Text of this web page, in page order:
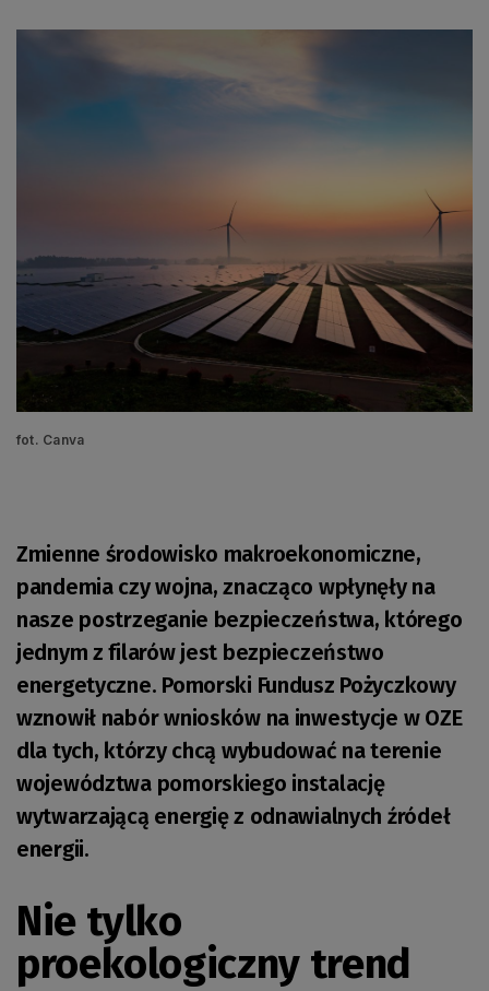
fot. Canva
Zmienne środowisko makroekonomiczne,
pandemia czy wojna, znacząco wpłynęły na
nasze postrzeganie bezpieczeństwa, którego
jednym z filarów jest bezpieczeństwo
energetyczne. Pomorski Fundusz Pożyczkowy
wznowił nabór wniosków na inwestycje w OZE
dla tych, którzy chcą wybudować na terenie
województwa pomorskiego instalację
wytwarzającą energię z odnawialnych źródeł
energii.
Nie tylko
proekologiczny trend